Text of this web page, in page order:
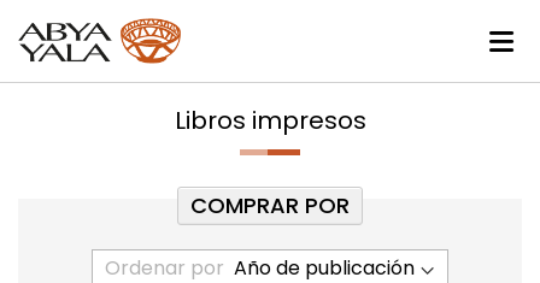
Libros impresos
Ordenar por
COMPRAR POR